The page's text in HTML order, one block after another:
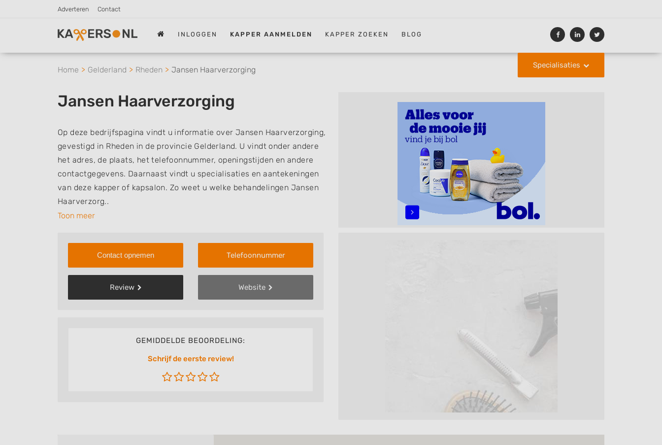
Adverteren Contact
INLOGGEN KAPPER AANMELDEN KAPPER ZOEKEN BLOG
Specialisaties
Home Gelderland Rheden Jansen Haarverzorging
Jansen Haarverzorging
Op deze bedrijfspagina vindt u informatie over Jansen Haarverzorging,
gevestigd in Rheden in de provincie Gelderland. U vindt onder andere
het adres, de plaats, het telefoonnummer, openingstijden en andere
contactgegevens. Daarnaast vindt u specialisaties en aantekeningen
van deze kapper of kapsalon. Zo weet u welke behandelingen Jansen
Haarverzorg..
Toon meer
Contact opnemen
Review
Telefoonnummer
Website
GEMIDDELDE BEOORDELING:
Schrijf de eerste review!